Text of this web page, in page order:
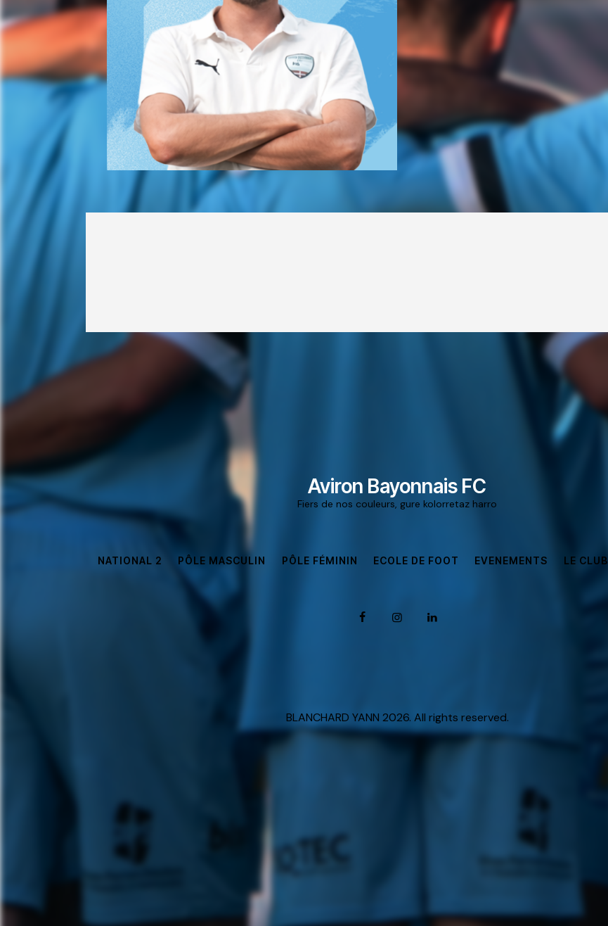
Aviron Bayonnais FC
Fiers de nos couleurs, gure kolorretaz harro
NATIONAL 2 PÔLE MASCULIN PÔLE FÉMININ ECOLE DE FOOT EVENEMENTS LE CLUB
BLANCHARD YANN 2026. All rights reserved.